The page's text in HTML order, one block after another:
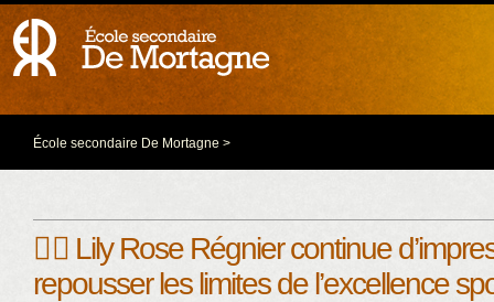
École secondaire De Mortagne >
🏊‍♀️ Lily Rose Régnier continue
repousser les limites de l’excellence